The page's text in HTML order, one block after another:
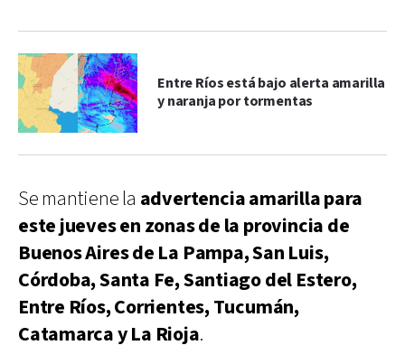
Entre Ríos está bajo alerta amarilla
y naranja por tormentas
Se mantiene la advertencia amarilla para
este jueves en zonas de la provincia de
Buenos Aires de La Pampa, San Luis,
Córdoba, Santa Fe, Santiago del Estero,
Entre Ríos, Corrientes, Tucumán,
Catamarca y La Rioja.